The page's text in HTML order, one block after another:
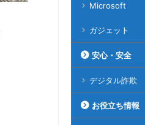
Microsoft
ガジェット
安心・安全
デジタル詐欺
お役立ち情報